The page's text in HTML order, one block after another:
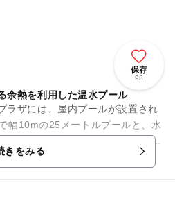
保存
98
余熱を利用した温水プール
ラザには、屋内プールが設置され
幅10mの25メートルプールと、水
ていますので、大人から子どもま
きをみる